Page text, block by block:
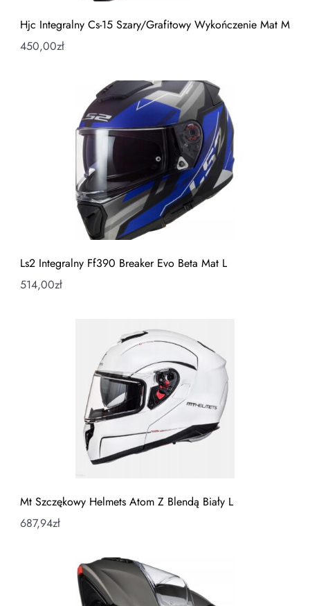
Hjc Integralny Cs-15 Szary/Grafitowy Wykończenie Mat M
450,00zł
Ls2 Integralny Ff390 Breaker Evo Beta Mat L
514,00zł
Mt Szczękowy Helmets Atom Z Blendą Biały L
687,94zł